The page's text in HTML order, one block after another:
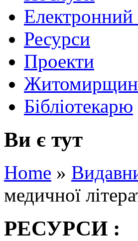
Ресурси
Проекти
Бібліотекарю
Ви є тут
Home »
медичної
РЕСУРСИ :